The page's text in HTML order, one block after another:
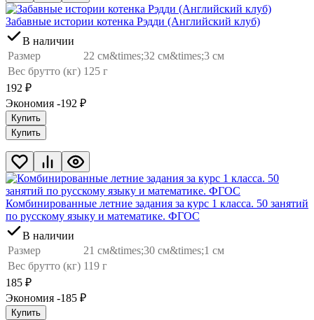
Забавные истории котенка Рэдди (Английский клуб)
В наличии
Размер
22 см&times;32 см&times;3 см
Вес брутто (кг) 125 г
192 ₽
Экономия -192 ₽
Купить
Купить
Комбинированные летние задания за курс 1 класса. 50 занятий
по русскому языку и математике. ФГОС
В наличии
Размер
21 см&times;30 см&times;1 см
Вес брутто (кг) 119 г
185 ₽
Экономия -185 ₽
Купить